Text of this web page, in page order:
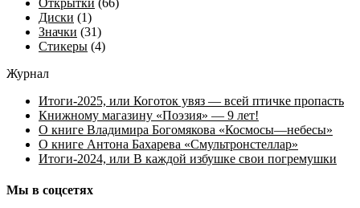
Диски (1)
Значки (31)
Стикеры (4)
Журнал
Итоги-2025, или Коготок увяз — всей птичке пропасть
Книжному магазину «Поэзия» — 9 лет!
О книге Владимира Богомякова «Космосы—небесы»
О книге Антона Бахарева «Смультронстеллар»
Итоги-2024, или В каждой избушке свои погремушки
Мы в соцсетях